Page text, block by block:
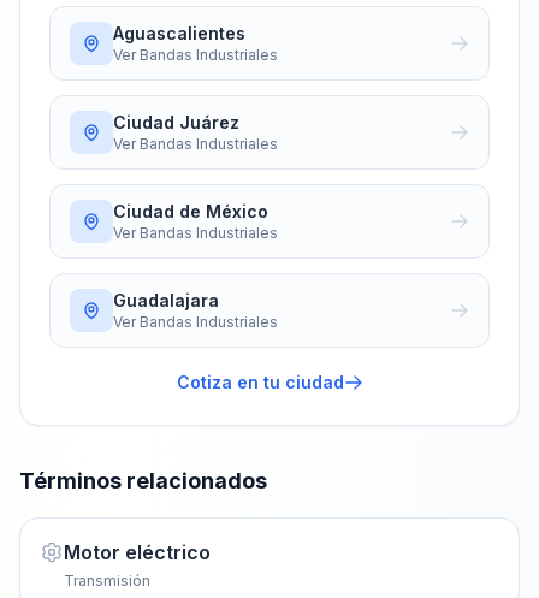
Aguascalientes
Ver Bandas Industriales
Ciudad Juárez
Ver Bandas Industriales
Ciudad de México
Ver Bandas Industriales
Guadalajara
Ver Bandas Industriales
Cotiza en tu ciudad
Términos relacionados
Motor eléctrico
Transmisión